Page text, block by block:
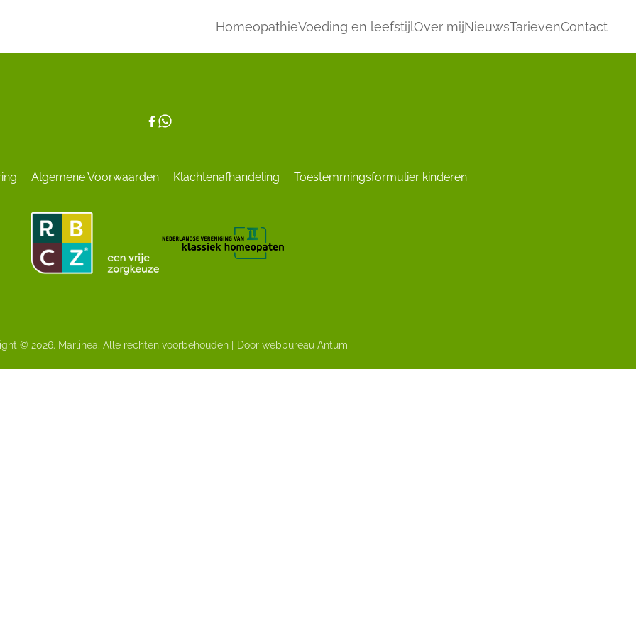
HomeopathieVoeding en leefstijlOver mijNieuwsTarievenContact
Algemene Voorwaarden Klachtenafhandeling Toestemmingsformulier kinderen
© 2026. Marlinea. Alle rechten voorbehouden | Door webbureau Antum